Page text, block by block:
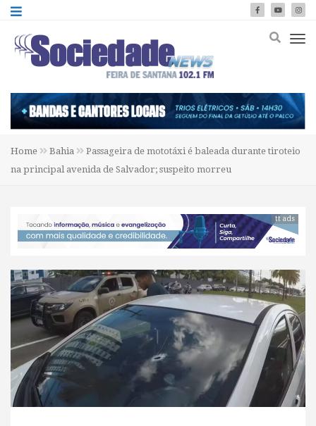
Home Bahia
Passageira de mototáxi é baleada durante tiroteio
na principal avenida de Salvador; suspeito morreu
tt ads